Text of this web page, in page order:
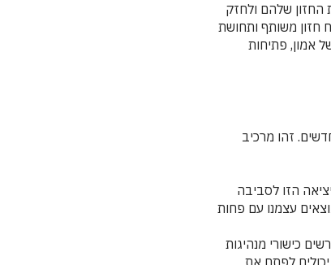
החזון שלהם ולחזק
חזון משותף ותחושת
אמון, פתיחות
זהו מרכיב
הזו לסביבה
עצמנו עם פחות
כישורי מנהיגות
לפתח את